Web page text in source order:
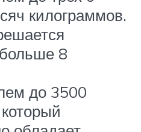
килограммов.
8
до 3500